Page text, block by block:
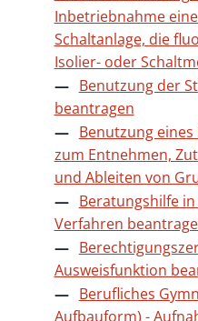
Inbetriebnahme
Schaltanlage, die
Isolier- oder
Benutzung der
beantragen
Benutzung eines
zum Entnehmen,
und Ableiten von
Beratungshilfe
Verfahren
Ausweisfunktion
Berufliches
Aufbauform) -